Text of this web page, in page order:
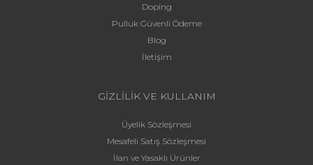
Doping
Pulluk Güvenli Ödeme
Blog
İletişim
GİZLİLİK VE KULLANIM
Üyelik Sözleşmesi
Mesafeli Satış Sözleşmesi
İlan ve Yasaklı Ürünler